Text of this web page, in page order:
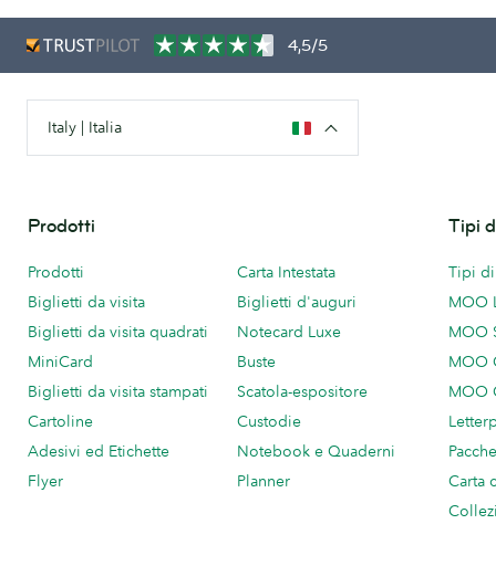
4,5/5
Italy | Italia
Prodotti
Prodotti
Biglietti da visita
Biglietti da visita quadrati
MiniCard
Biglietti da visita stampati
Cartoline
Adesivi ed Etichette
Flyer
Carta Intestata
Biglietti d'auguri
Notecard Luxe
Buste
Scatola-espositore
Custodie
Notebook e Quaderni
Planner
Tipi
Tipi
MOO
MOO
MOO
MOO
Carta